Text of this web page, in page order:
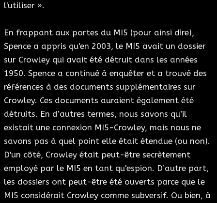
l'utiliser ».
En frappant aux portes du MI5 (pour ainsi dire),
Spence a appris qu'en 2003, le MI5 avait un dossier
sur Crowley qui avait été détruit dans les années
1950. Spence a continué à enquêter et a trouvé des
références à des documents supplémentaires sur
Crowley. Ces documents auraient également été
détruits. En d’autres termes, nous savons qu’il
existait une connexion MI5-Crowley, mais nous ne
savons pas à quel point elle était étendue (ou non).
D'un côté, Crowley était peut-être secrètement
employé par le MI5 en tant qu'espion. D’autre part,
les dossiers ont peut-être été ouverts parce que le
MI5 considérait Crowley comme subversif. Ou bien, à